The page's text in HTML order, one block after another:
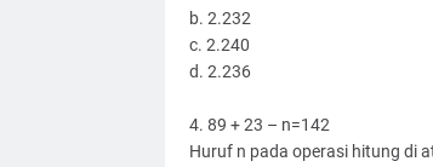
b. 2.232
c. 2.240
d. 2.236
4. 89 + 23 – n=142
Huruf n pada operasi hitung di